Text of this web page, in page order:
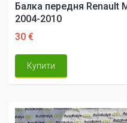
Балка передня Renault
2004-2010
30 €
Купити